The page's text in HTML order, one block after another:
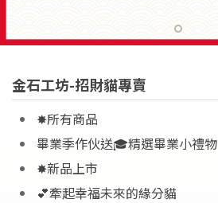
金石工坊-招財貓專賣
✸所有商品
畢業季作伙送🎓精選畢業小禮物
✸新品上市
💕牽起幸福未來的緣分貓